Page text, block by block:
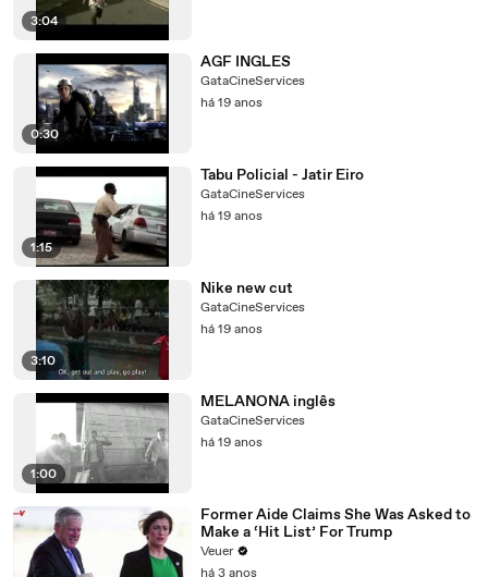
3:04
0:30
AGF INGLES
GataCineServices
há 19 anos
1:15
Tabu Policial - Jatir Eiro
GataCineServices
há 19 anos
3:10
Nike new cut
GataCineServices
há 19 anos
1:00
MELANONA inglês
GataCineServices
há 19 anos
Former Aide Claims She Was Asked to
Make a ‘Hit List’ For Trump
Veuer